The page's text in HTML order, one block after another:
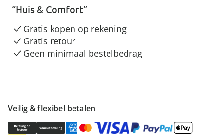
Veilig & flexibel betalen
“Huis & Comfort”
Gratis kopen op rekening
Gratis retour
Geen minimaal bestelbedrag